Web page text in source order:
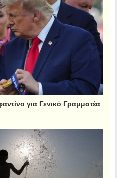
για Γενικό Γραμματέα